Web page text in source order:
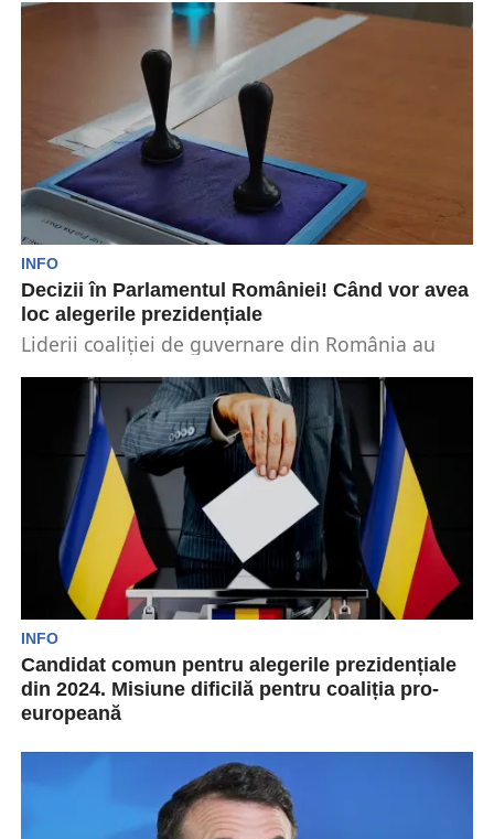
fi amânate până...
INFO
Decizii în Parlamentul României! Când vor avea
loc alegerile prezidențiale
Liderii coaliției de guvernare din România au
să aibă...
INFO
Candidat comun pentru alegerile prezidențiale
din 2024. Misiune dificilă pentru coaliția pro-
europeană
România (PSD, PNL, USR și UDMR) se confruntă
cu dificultăți în...